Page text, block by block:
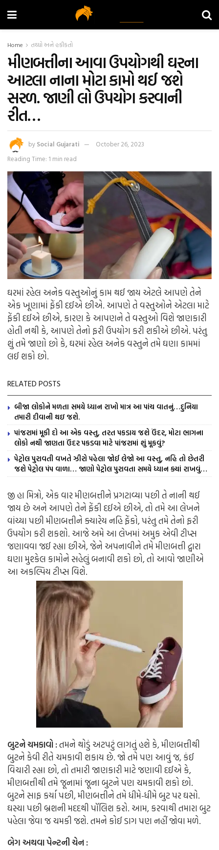
Home તથ્યો અને હકીકતો
મીણબત્તીના આવા ઉપયોગથી ઘરના
આટલા નાના મોટા કામો થઈ જશે
સરળ. જાણી લો ઉપયોગ કરવાની
રીત…
by Social Gujarati
October 26, 2023
Reading Time: 1 min read
ઘરમાં રહેલ અનેક વસ્તુઓનું કામ થઈ જાય એટલે આપણે તેને
એક ખૂણામાં ફેંકી દઈએ છીએ. આપણે તે વસ્તુઓને એટલા માટે
ફેંકી દઈએ છીએ, કારણ કે આપણને તે વસ્તુઓ વિશે જાણકારી
હોતી નથી કે, આપણે તેનો ફરી ઉપયોગ કરી શકીએ છીએ. પરંતુ
શું તમે જાણો છો કે, ઘરમાં રહેલ અનેક વસ્તુને તમે ઘણા કામમાં
લઈ શકો છો.
RELATED POSTS
બીજા લોકોને મળતા સમયે ધ્યાન રાખો માત્ર આ પાંચ વાતનું…દુનિયા
તમારી દીવાની થઇ જશે.
પાંજરામાં મૂકી દો આ એક વસ્તુ, તરત પકડાય જશે ઉંદર, મોટા ભાગના
લોકો નથી જાણતા ઉંદર પકડવા માટે પાંજરામાં શું મૂકવું?
પેટ્રોલ પુરાવતી વખતે ઝીરો પહેલા જોઈ લેજો આ વસ્તુ, નહિ તો છેતરી
જશે પેટ્રોલ પંપ વાળા… જાણો પેટ્રોલ પુરાવતા સમયે ધ્યાન ક્યાં રાખવું…
જી હા મિત્રો, એક વાર મીણબત્તીને પ્રગટાવ્યા પછી તે નાની થઈ
જાય છે અને આપણે તેને ફેંકી દઈએ છીએ, તો તમે આ લેખને
વાંચ્યા પછી મીણબત્તીને ક્યારેય નહિ ફેંકો, પરંતુ તમે તેનો ફરી
ઉપયોગ કરી શકશો. આજે અમે આ લેખમાં અમુક એવી ટીપ્સ
જણાવવા જઈ રહ્યા છીએ, જેને અપનાવીને તમે મીણબત્તી દ્વારા
ઘણા મુશ્કેલ કામોને સહેલું બનાવી શકો છો, તો આવો જાણીએ
આ અકલ્પિય ટીપ્સ વિશે.
બુટને ચમકાવો :તમને થોડું અટપટું લાગતું હશે કે, મીણબત્તીથી
બુટને કેવી રીતે ચમકાવી શકાય છે. જો તમે પણ આવું જ, કંઈ
વિચારી રહ્યા છો, તો તમારી જાણકારી માટે જણાવી દઈએ કે,
મીણબત્તીથી તમે જૂનામાં જૂના બુટને પણ ચમકાવી શકો છો.
બુટને સાફ કર્યા પછી, મીણબત્તીને તમે ધીમે-ધીમે બુટ પર ઘસો.
ઘસ્યા પછી બ્રશની મદદથી પૉલિશ કરો. આમ, કરવાથી તમારા બુટ
પહેલા જેવા જ ચમકી જશે. તમને કોઈ ડાગ પણ નહીં જોવા મળે.
બેગ અથવા પેન્ટની ચેન :